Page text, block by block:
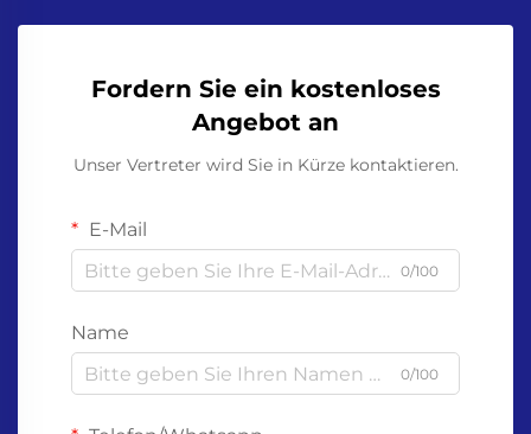
Fordern Sie ein kostenloses
Angebot an
Unser Vertreter wird Sie in Kürze kontaktieren.
E-Mail
0/100
Name
0/100